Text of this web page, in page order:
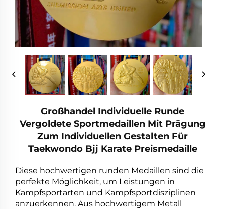
Großhandel Individuelle Runde
Vergoldete Sportmedaillen Mit Prägung
Zum Individuellen Gestalten Für
Taekwondo Bjj Karate Preismedaille
Diese hochwertigen runden Medaillen sind die
perfekte Möglichkeit, um Leistungen in
Kampfsportarten und Kampfsportdisziplinen
anzuerkennen. Aus hochwertigem Metall